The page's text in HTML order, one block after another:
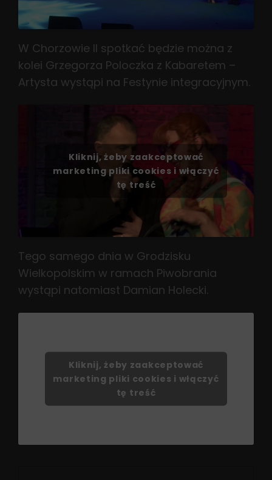
W Chorzowie II spotkać będzie można z
kolei Grzegorza Poloczka z Kabaretem –
Artysta wystąpi na Festynie integracyjnym.
Kliknij, żeby zaakceptować
marketing pliki cookies i włączyć
tę treść
Tego samego dnia w Grodzisku
Wielkopolskim w ramach Piwobrania
wystąpi natomiast Damian Holecki.
Kliknij, żeby zaakceptować
marketing pliki cookies i włączyć
tę treść